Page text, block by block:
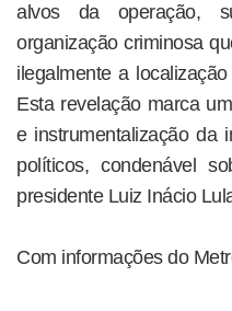
alvos da operação,
organização criminosa
ilegalmente a
Esta revelação marca
e instrumentalização da
políticos, condenável
presidente Luiz Inácio
Com informações do